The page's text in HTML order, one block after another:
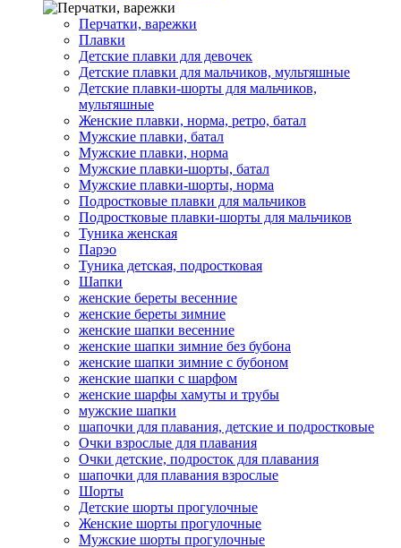
Перчатки, варежки
Плавки
Детские плавки для девочек
Детские плавки для мальчиков, мультяшные
Детские плавки-шорты для мальчиков,
мультяшные
Женские плавки, норма, ретро, батал
Мужские плавки, батал
Мужские плавки, норма
Мужские плавки-шорты, батал
Мужские плавки-шорты, норма
Подростковые плавки для мальчиков
Подростковые плавки-шорты для мальчиков
Туникa женская
Парэо
Туника детская, подростковая
Шапки
женские береты весенние
женские береты зимние
женские шапки весенние
женские шапки зимние без бубона
женские шапки зимние с бубоном
женские шапки с шарфом
женские шарфы хамуты и трубы
мужские шапки
шапочки для плавания, детские и подростковые
Очки взрослые для плавания
Очки детские, подросток для плавания
шапочки для плавания взрослые
Шорты
Детские шорты прогулочные
Женские шорты прогулочные
Мужские шорты прогулочные